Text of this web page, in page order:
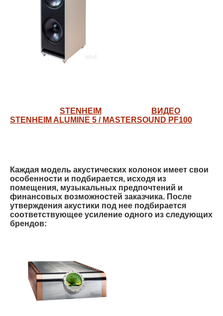
STENHEIM
ВИДЕО
STENHEIM ALUMINE 5 / MASTERSOUND PF100
Каждая модель акустических колонок имеет свои
особенности и подбирается, исходя из
помещения, музыкальных предпочтений и
финансовых возможностей заказчика. После
утверждения акустики под нее подбирается
соответствующее усиление одного из следующих
брендов: